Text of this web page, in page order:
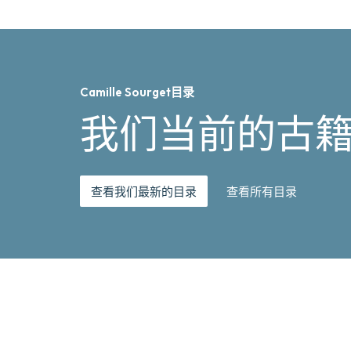
Camille Sourget目录
我们当前的古
查看我们最新的目录 查看所有目录